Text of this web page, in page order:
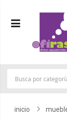
inicio